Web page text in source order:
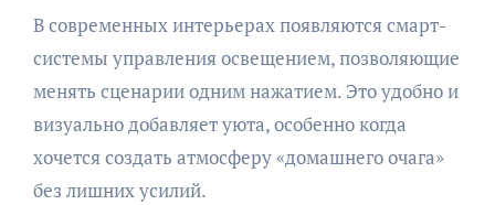
В современных интерьерах появляются смарт-
системы управления освещением, позволяющие
менять сценарии одним нажатием. Это удобно и
визуально добавляет уюта, особенно когда
хочется создать атмосферу «домашнего очага»
без лишних усилий.